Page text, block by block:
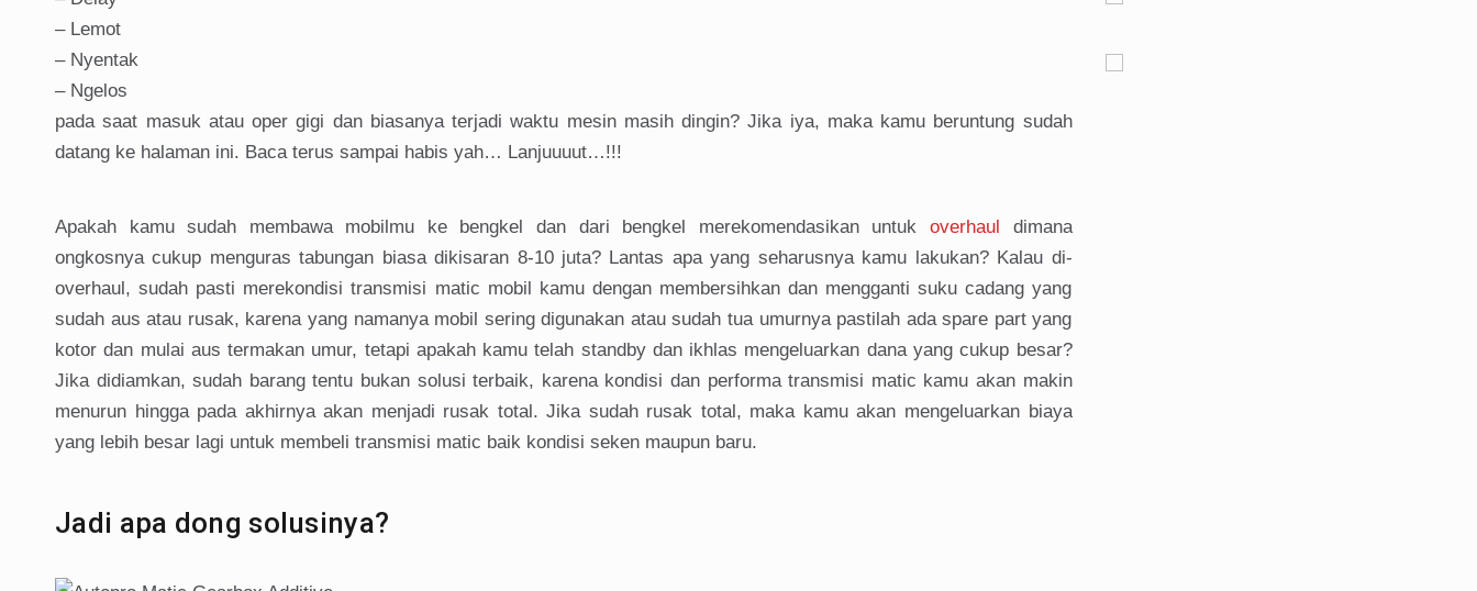
– Lemot
– Nyentak
– Ngelos
pada saat masuk atau oper gigi dan biasanya terjadi waktu mesin masih dingin? Jika iya, maka kamu beruntung sudah
datang ke halaman ini. Baca terus sampai habis yah… Lanjuuuut…!!!
Apakah kamu sudah membawa mobilmu ke bengkel dan dari bengkel merekomendasikan untuk overhaul
dimana
ongkosnya cukup menguras tabungan biasa dikisaran 8-10 juta? Lantas apa yang seharusnya kamu lakukan? Kalau di-
overhaul, sudah pasti merekondisi transmisi matic mobil kamu dengan membersihkan dan mengganti suku cadang yang
sudah aus atau rusak, karena yang namanya mobil sering digunakan atau sudah tua umurnya pastilah ada spare part yang
kotor dan mulai aus termakan umur, tetapi apakah kamu telah standby dan ikhlas mengeluarkan dana yang cukup besar?
Jika didiamkan, sudah barang tentu bukan solusi terbaik, karena kondisi dan performa transmisi matic kamu akan makin
menurun hingga pada akhirnya akan menjadi rusak total. Jika sudah rusak total, maka kamu akan mengeluarkan biaya
yang lebih besar lagi untuk membeli transmisi matic baik kondisi seken maupun baru.
Jadi apa dong solusinya?